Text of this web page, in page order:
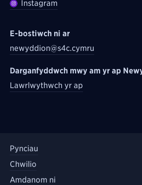
Instagram
E-bostiwch ni ar
newyddion@s4c.cymru
Darganfyddwch mwy am yr ap
Lawrlwythwch yr ap
Pynciau
Chwilio
Amdanom ni